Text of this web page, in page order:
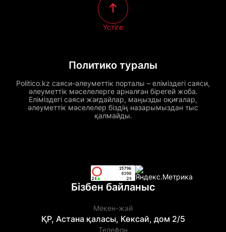
Политико туралы
Politico.kz саяси-әлеуметтік порталы – еліміздегі саяси,
әлеуметтік мәселелерге арналған бірегей жоба.
Еліміздегі саяси жағдайлар, маңызды оқиғалар,
әлеуметтік мәселелер біздің назарымыздан тыс
қалмайды.
Үстіге
Бізбен байланыс
Мекен-жай
ҚР, Астана қаласы, Көксай, дом 2/5
Телефон